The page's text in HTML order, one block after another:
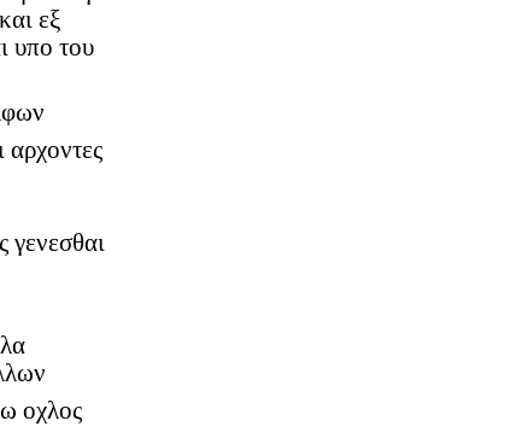
εξ
υπο του
αρχοντες
γενεσθαι
οχλος